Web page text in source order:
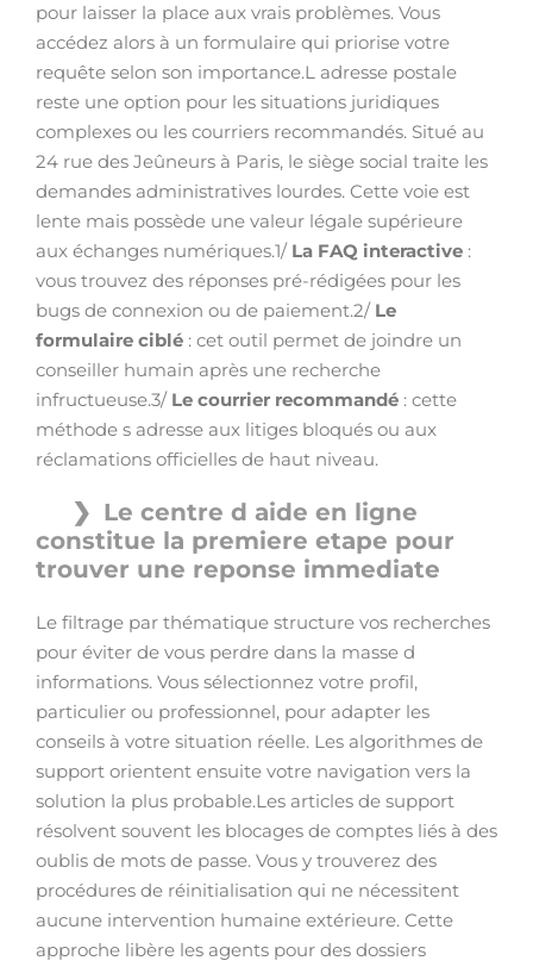
pour laisser la place aux vrais problèmes. Vous
accédez alors à un formulaire qui priorise votre
requête selon son importance.L adresse postale
reste une option pour les situations juridiques
complexes ou les courriers recommandés. Situé au
24 rue des Jeûneurs à Paris, le siège social traite les
demandes administratives lourdes. Cette voie est
lente mais possède une valeur légale supérieure
aux échanges numériques.1/ La FAQ interactive :
vous trouvez des réponses pré-rédigées pour les
bugs de connexion ou de paiement.2/ Le
formulaire ciblé : cet outil permet de joindre un
conseiller humain après une recherche
infructueuse.3/ Le courrier recommandé : cette
méthode s adresse aux litiges bloqués ou aux
réclamations officielles de haut niveau.
Le centre d aide en ligne
constitue la premiere etape pour
trouver une reponse immediate
Le filtrage par thématique structure vos recherches
pour éviter de vous perdre dans la masse d
informations. Vous sélectionnez votre profil,
particulier ou professionnel, pour adapter les
conseils à votre situation réelle. Les algorithmes de
support orientent ensuite votre navigation vers la
solution la plus probable.Les articles de support
résolvent souvent les blocages de comptes liés à des
oublis de mots de passe. Vous y trouverez des
procédures de réinitialisation qui ne nécessitent
aucune intervention humaine extérieure. Cette
approche libère les agents pour des dossiers